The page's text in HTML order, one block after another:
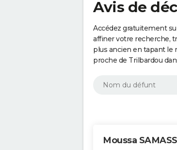
Avis de
Accédez gratuitement
affiner votre recherche,
plus ancien en tapant le
proche de Trilbardou
Moussa